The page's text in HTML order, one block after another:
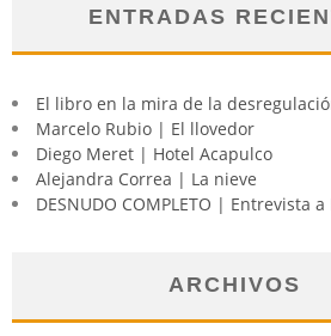
ENTRADAS
El libro en la mira de la
Marcelo Rubio | El llovedor
Diego Meret | Hotel Acapulco
Alejandra Correa | La nieve
DESNUDO COMPLETO | Entrevista
ARCHIVOS